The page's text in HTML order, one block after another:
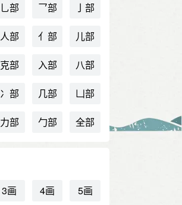
乚部 乛部 亅部
人部 亻部 儿部
克部 入部 八部
冫部 几部 凵部
力部 勹部 全部
3画 4画 5画